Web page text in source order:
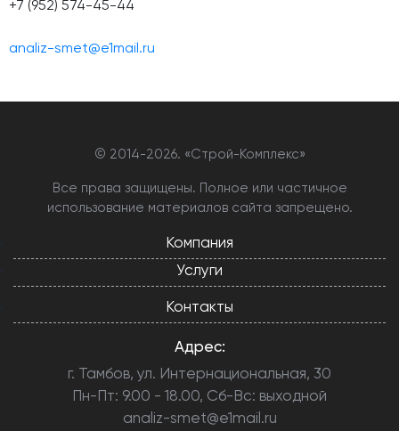
+7 (952) 574-45-44
analiz-smet@e1mail.ru
© 2014-2026. «Строй-Комплекс»
Все права защищены. Полное или частичное
использование материалов сайта запрещено.
Компания
Услуги
Контакты
Адрес:
г. Тамбов, ул. Интернациональная, 30
Пн-Пт: 9.00 - 18.00, Сб-Вс: выходной
analiz-smet@e1mail.ru